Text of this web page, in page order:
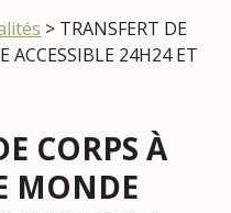
> TRANSFERT DE
ACCESSIBLE 24H24 ET
CORPS À
MONDE